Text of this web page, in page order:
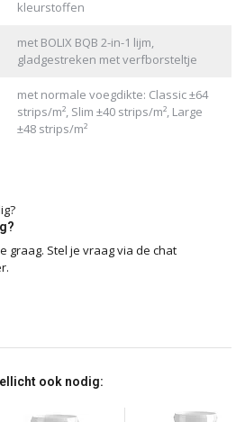
kleurstoffen
met BOLIX BQB 2-in-1 lijm,
gladgestreken met verfborsteltje
met normale voegdikte: Classic ±64
strips/m², Slim ±40 strips/m², Large
±48 strips/m²
graag. Stel je vraag via de chat
ook nodig: